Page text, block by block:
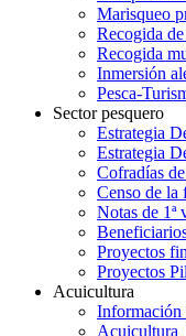
Marisqueo
Recogida
Recogida
Inmersión
Pesca-
Sector pesquero
Estrategia
Estrategia
Cofradías
Censo de la
Notas de 1ª
Proyectos
Proyectos
Acuicultura
Información
Acuicultura